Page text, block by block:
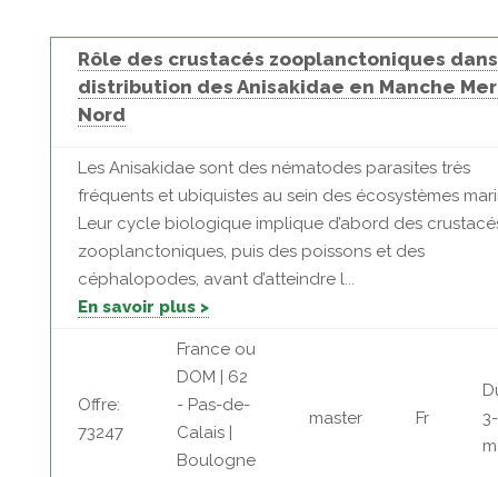
Rôle des crustacés zooplanctoniques
distribution des Anisakidae en Manche
Nord
Les Anisakidae sont des nématodes parasites très
fréquents et ubiquistes au sein des écosystèmes
Leur cycle biologique implique d’abord des
zooplanctoniques, puis des poissons et des
céphalopodes, avant d’atteindre l...
En savoir plus >
Offre:
73247
France ou
DOM | 62
- Pas-de-
Calais |
Boulogne
master Fr